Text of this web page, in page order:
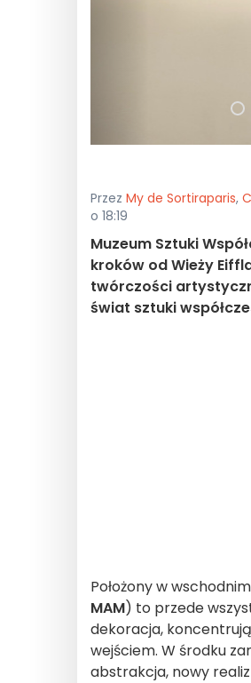
Przez My de Sortiraparis,
o 18:19
Muzeum Sztuki
kroków od Wieży
twórczości
świat sztuki
Położony w
MAM) to przede
dekoracja,
wejściem. W środku
abstrakcja, nowy